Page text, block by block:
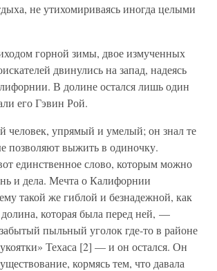
не утихомириваясь иногда целыми
горной зимы, двое измученных
двинулись на запад, надеясь
В долине остался лишь один
его Гэвин Рой.
человек, упрямый и умелый; он знал те
позволяют выжить в одиночку.
единственное слово, которым можно
и дела. Мечта о Калифорнии
такой же гиблой и безнадежной, как
которая была перед ней, —
пыльный уголок где-то в районе
Техаса [2] — и он остался. Он
кормясь тем, что давала